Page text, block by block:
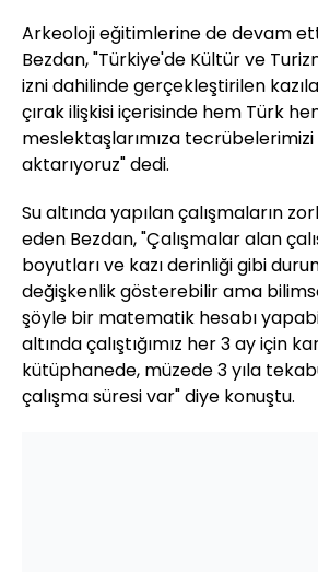
Arkeoloji eğitimlerine de devam
Bezdan, "Türkiye'de Kültür ve
izni dahilinde gerçekleştirilen
çırak ilişkisi içerisinde hem Türk
meslektaşlarımıza
aktarıyoruz" dedi.
Su altında yapılan çalışmaların
eden Bezdan, "Çalışmalar alan
boyutları ve kazı derinliği gibi
değişkenlik gösterebilir ama
şöyle bir matematik hesabı
altında çalıştığımız her 3 ay için
kütüphanede, müzede 3 yıla
çalışma süresi var" diye konuştu.